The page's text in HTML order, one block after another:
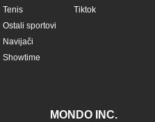
Tenis
Ostali sportovi
Navijači
Showtime
Tiktok
MONDO INC.